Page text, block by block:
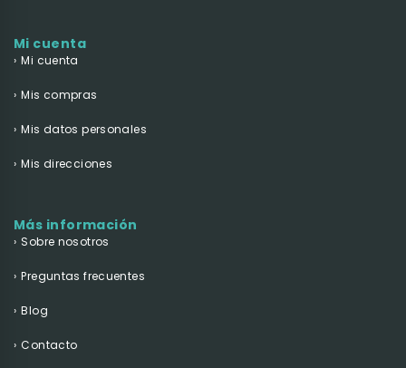
Mi cuenta
Mi cuenta
Mis compras
Mis datos personales
Mis direcciones
Más información
Sobre nosotros
Preguntas frecuentes
Blog
Contacto